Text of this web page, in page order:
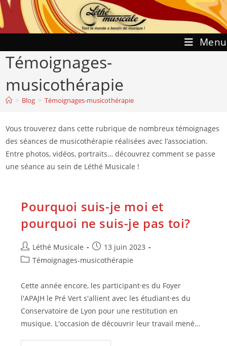
Skip
to
content
Menu
Témoignages-
musicothérapie
> Blog > Témoignages-musicothérapie
Vous trouverez dans cette rubrique de nombreux témoignages
des séances de musicothérapie réalisées avec l’association.
Entre photos, vidéos, portraits… découvrez comment se passe
une séance au sein de Léthé Musicale !
Pourquoi suis-je moi et
pourquoi ne suis-je pas toi?
Auteur/autrice
de
Léthé Musicale
Publication
publiée :
13 juin 2023
PostTémoignages-musicothérapie
Cette année encore, les participant·es du Foyer
l'APAJH le Pré Vert s'allient avec les étudiant·es du
Conservatoire de Lyon pour une restitution en
musique. L'occasion de découvrir leur travail mené…